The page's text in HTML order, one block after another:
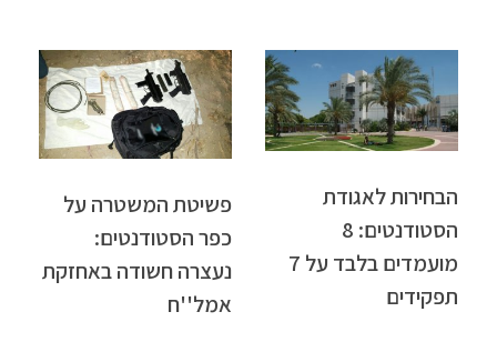
הבחירות לאגודת
הסטודנטים: 8
מועמדים בלבד על 7
תפקידים
פשיטת המשטרה על
כפר הסטודנטים:
נעצרה חשודה באחזקת
אמל''ח